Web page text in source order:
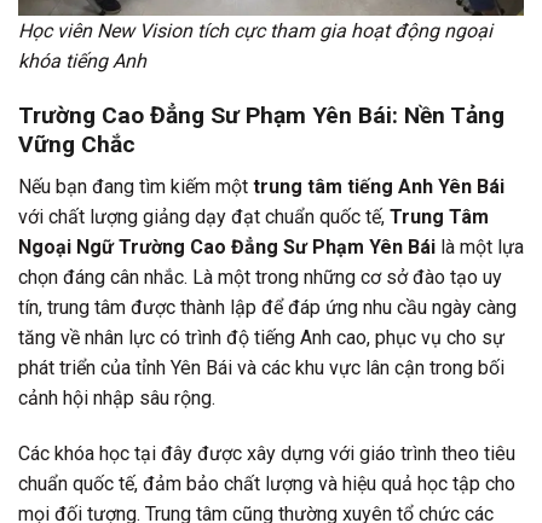
Học viên New Vision tích cực tham gia hoạt động ngoại
khóa tiếng Anh
Trường Cao Đẳng Sư Phạm Yên Bái: Nền Tảng
Vững Chắc
Nếu bạn đang tìm kiếm một trung tâm tiếng Anh Yên Bái
với chất lượng giảng dạy đạt chuẩn quốc tế, Trung Tâm
Ngoại Ngữ Trường Cao Đẳng Sư Phạm Yên Bái là một lựa
chọn đáng cân nhắc. Là một trong những cơ sở đào tạo uy
tín, trung tâm được thành lập để đáp ứng nhu cầu ngày càng
tăng về nhân lực có trình độ tiếng Anh cao, phục vụ cho sự
phát triển của tỉnh Yên Bái và các khu vực lân cận trong bối
cảnh hội nhập sâu rộng.
Các khóa học tại đây được xây dựng với giáo trình theo tiêu
chuẩn quốc tế, đảm bảo chất lượng và hiệu quả học tập cho
mọi đối tượng. Trung tâm cũng thường xuyên tổ chức các